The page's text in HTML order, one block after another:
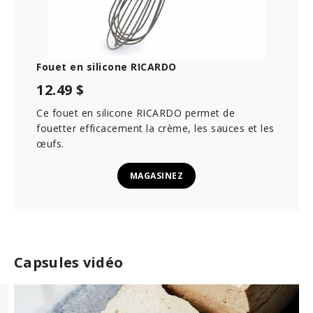
Capsules vidéo
Fouet en silicone RICARDO
12.49 $
Ce fouet en silicone RICARDO permet de
fouetter efficacement la crème, les sauces et les
œufs.
MAGASINEZ